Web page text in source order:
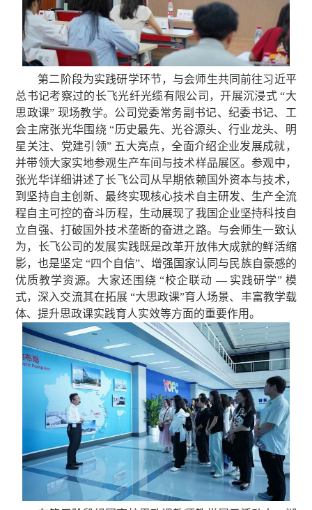
第二阶段为实践研学环节，与会师生共同前往习近平
总书记考察过的长飞光纤光缆有限公司，开展沉浸式 “大
思政课” 现场教学。公司党委常务副书记、纪委书记、工
会主席张光华围绕 “历史最先、光谷源头、行业龙头、明
星关注、党建引领” 五大亮点，全面介绍企业发展成就，
并带领大家实地参观生产车间与技术样品展区。参观中，
张光华详细讲述了长飞公司从早期依赖国外资本与技术，
到坚持自主创新、最终实现核心技术自主研发、生产全流
程自主可控的奋斗历程，生动展现了我国企业坚持科技自
立自强、打破国外技术垄断的奋进之路。与会师生一致认
为，长飞公司的发展实践既是改革开放伟大成就的鲜活缩
影，也是坚定 “四个自信”、增强国家认同与民族自豪感的
优质教学资源。大家还围绕 “校企联动 — 实践研学” 模
式，深入交流其在拓展 “大思政课”育人场景、丰富教学载
体、提升思政课实践育人实效等方面的重要作用。